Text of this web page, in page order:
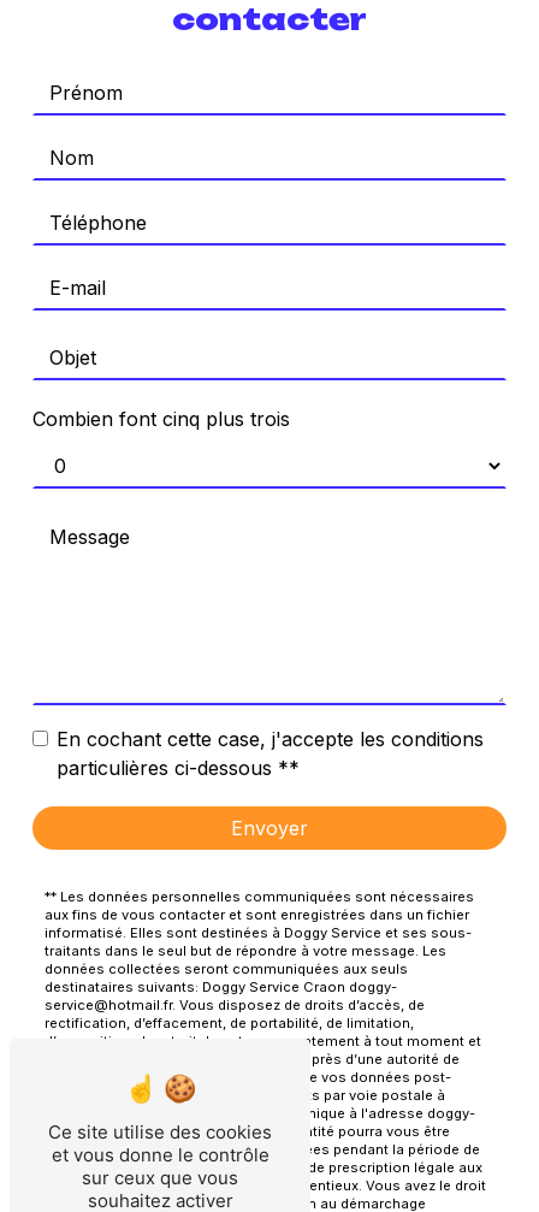
contacter
Combien font cinq plus trois
En cochant cette case, j'accepte les conditions
particulières ci-dessous **
Envoyer
** Les données personnelles communiquées sont nécessaires
aux fins de vous contacter et sont enregistrées dans un fichier
informatisé. Elles sont destinées à Doggy Service et ses sous-
traitants dans le seul but de répondre à votre message. Les
données collectées seront communiquées aux seuls
destinataires suivants: Doggy Service Craon doggy-
service@hotmail.fr. Vous disposez de droits d’accès, de
rectification, d’effacement, de portabilité, de limitation,
d’opposition, de retrait de votre consentement à tout moment et
du droit d’introduire une réclamation auprès d’une autorité de
contrôle, ainsi que d’organiser le sort de vos données post-
mortem. Vous pouvez exercer ces droits par voie postale à
l'adresse Craon ou par courrier électronique à l'adresse doggy-
service@hotmail.fr. Un justificatif d'identité pourra vous être
demandé. Nous conservons vos données pendant la période de
prise de contact puis pendant la durée de prescription légale aux
fins probatoires et de gestion des contentieux. Vous avez le droit
de vous inscrire sur la liste d'opposition au démarchage
Ce site utilise des cookies
et vous donne le contrôle
sur ceux que vous
souhaitez activer